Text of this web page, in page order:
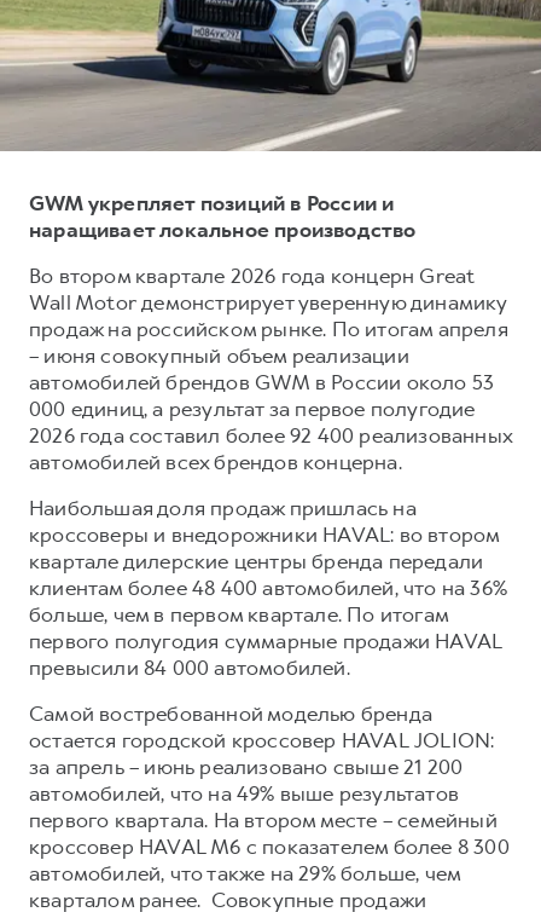
от 3 499 000 ₽
от 2 899 000 ₽ от 3 599 000 ₽
от 3 449 000 ₽
Тест-драйв
Трейд-ин
КРЕДИТ И СТРАХОВАНИЕ
Кредитный калькулятор
Страхование
Кредит
КОРПОРАТИВНЫМ КЛИЕНТАМ
Для малого бизнеса
Корпоративным клиентам
Крупным корпоративным клиентам
Система управления автопарком
Сервис для корпоративных клиентов
HAVAL Лизинг
АКСЕССУАРЫ HAVAL
Автомобильные аксессуары
Коллекция CITY
Коллекция Базовая
Коллекция Детская
СЕРВИСНОЕ ОБСЛУЖИВАНИЕ
Нулевое ТО
Программа «Помощь на дороге»
Регламенты технического обслуживания
Электронный ПТС
ПОДДЕРЖКА
GWM Безопасность
Гарантия HAVAL
Мобильное приложение GWM
Программа «HAVAL Защита+»
Руководства по эксплуатации
Подписки
АКСЕССУАРЫ HAVAL
Автомобильные аксессуары
Коллекция CITY
Коллекция Базовая
Коллекция Детская
О дилере
Контакты
GWM укрепляет позиций в России и
наращивает локальное производство
Во втором квартале 2026 года концерн Great
Wall Motor демонстрирует уверенную динамику
продаж на российском рынке. По итогам апреля
– июня совокупный объем реализации
автомобилей брендов GWM в России около 53
000 единиц, а результат за первое полугодие
2026 года составил более 92 400 реализованных
автомобилей всех брендов концерна.
Наибольшая доля продаж пришлась на
кроссоверы и внедорожники HAVAL: во втором
квартале дилерские центры бренда передали
клиентам более 48 400 автомобилей, что на 36%
больше, чем в первом квартале. По итогам
первого полугодия суммарные продажи HAVAL
превысили 84 000 автомобилей.
Самой востребованной моделью бренда
остается городской кроссовер HAVAL JOLION:
за апрель – июнь реализовано свыше 21 200
автомобилей, что на 49% выше результатов
первого квартала. На втором месте – семейный
кроссовер HAVAL M6 с показателем более 8 300
автомобилей, что также на 29% больше, чем
кварталом ранее. Совокупные продажи